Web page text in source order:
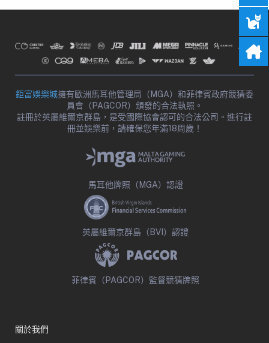
鉅富娛樂城擁有歐洲馬耳他管理局（MGA）和菲律賓政府競猜委
員會（PAGCOR）頒發的合法執照。
註冊於英屬維爾京群島，是受國際協會認可的合法公司。進行註
冊並娛樂前，請確保您年滿18周歲！
馬耳他牌照（MGA）認證
英屬維爾京群島（BVI）認證
菲律賓（PAGCOR）監督競猜牌照
關於我們